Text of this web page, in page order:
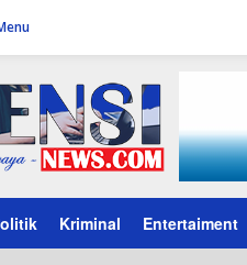
Kriminal Entertaiment